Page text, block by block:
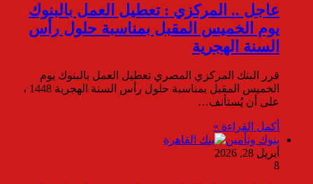
عاجل .. المركزي : تعطيل العمل بالبنوك
يوم الخميس المقبل بمناسبة حلول رأس
السنة الهجرية
قرر البنك المركزي المصري تعطيل العمل بالبنوك يوم
الخميس المقبل بمناسبة حلول رأس السنة الهجرية 1448 ،
على أن يُستأنف…
أكمل القراءة »
بنوك وتأمين
أبريل 28, 2026
8